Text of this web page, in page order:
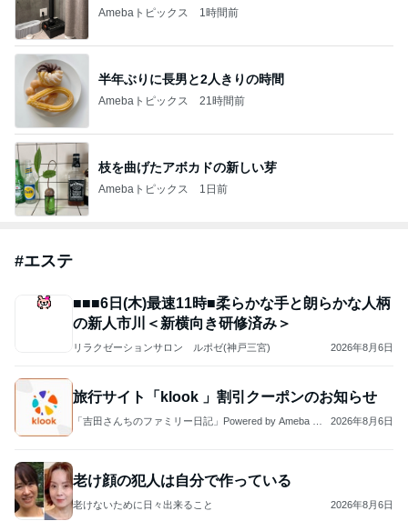
Amebaトピックス 1時間前
半年ぶりに長男と2人きりの時間
Amebaトピックス 21時間前
枝を曲げたアボカドの新しい芽
Amebaトピックス 1日前
#エステ
■■■6日(木)最速11時■柔らかな手と朗らかな人柄
の新人市川＜新横向き研修済み＞
リラクゼーションサロン ルポゼ(神戸三宮) 2026年8月6日
旅行サイト「klook 」割引クーポンのお知らせ
「吉田さんちのファミリー日記」Powered by Ameba 吉
2026年8月6日
老け顔の犯人は自分で作っている
老けないために日々出来ること 2026年8月6日